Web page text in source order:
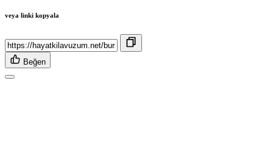
veya linki kopyala
Beğen